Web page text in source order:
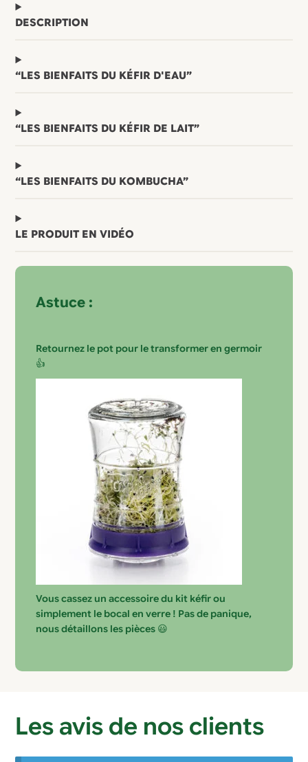
DESCRIPTION
“LES BIENFAITS DU KÉFIR D'EAU”
“LES BIENFAITS DU KÉFIR DE LAIT”
“LES BIENFAITS DU KOMBUCHA”
LE PRODUIT EN VIDÉO
Astuce :
Retournez le pot pour le transformer en germoir
👍
Vous cassez un accessoire du kit kéfir ou
simplement le bocal en verre ! Pas de panique,
nous détaillons les pièces 😃
Les avis de nos clients